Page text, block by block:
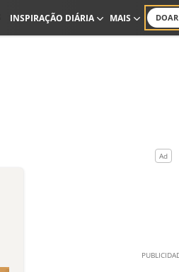
DOAR
INSPIRAÇÃO DIÁRIA MAIS